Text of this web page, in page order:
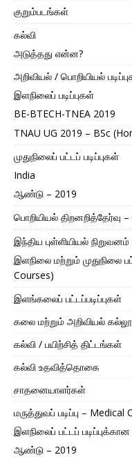
குறும்படங்கள்
கல்வி
அடுத்தது என்ன?
அறிவியல் / பொறியியல்
இளநிலைப் படிப்புகள்
BE-BTECH-TNEA 2019
TNAU UG 2019 – BSc
முதுநிலைப் பட்டப் படிப்புகள்
India
ஆண்டு – 2019
பொறியியல் திறனறித்தேர்வு
இந்திய புள்ளியியல்
இளநிலை மற்றும் முதுநிலை
Courses)
இளங்கலைப் பட்டப்படிப்புகள்
கலை மற்றும் அறிவியல்
கல்வி / பயிற்சித் திட்டங்கள்
கல்வி உதவித்தொகை
சாதனையாளர்கள்
மருத்துவப் படிப்பு – Medical
இளநிலைப் பட்டப்
ஆண்டு – 2019